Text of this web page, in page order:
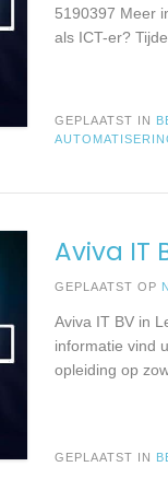
5190397 Meer
als ICT-er?
GEPLAATST IN
Aviva IT
GEPLAATST OP
Aviva IT BV in
informatie vind
opleiding op
GEPLAATST IN